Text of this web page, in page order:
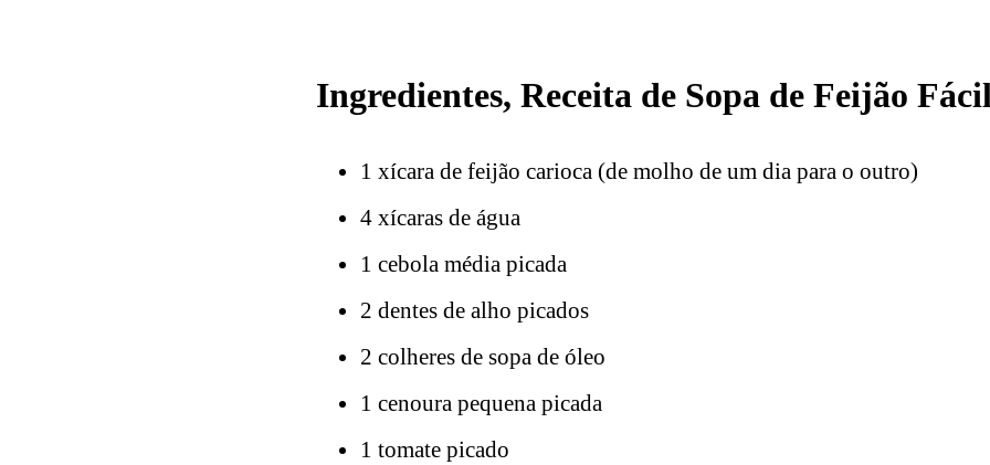
Ingredientes, Receita de Sopa de Feijão
1 xícara de feijão carioca (de molho de um dia para o outro)
4 xícaras de água
1 cebola média picada
2 dentes de alho picados
2 colheres de sopa de óleo
1 cenoura pequena picada
1 tomate picado